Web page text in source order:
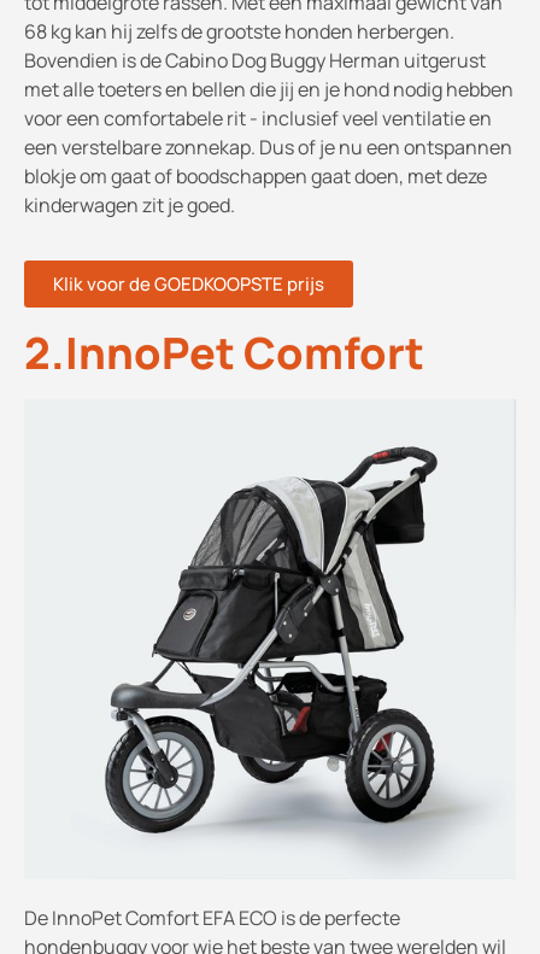
68 kg kan hij zelfs de grootste honden herbergen.
Bovendien is de Cabino Dog Buggy Herman uitgerust
met alle toeters en bellen die jij en je hond nodig hebben
voor een comfortabele rit - inclusief veel ventilatie en
een verstelbare zonnekap. Dus of je nu een ontspannen
blokje om gaat of boodschappen gaat doen, met deze
kinderwagen zit je goed.
Klik voor de GOEDKOOPSTE prijs
2.InnoPet Comfort
De InnoPet Comfort EFA ECO is de perfecte
hondenbuggy voor wie het beste van twee werelden wil